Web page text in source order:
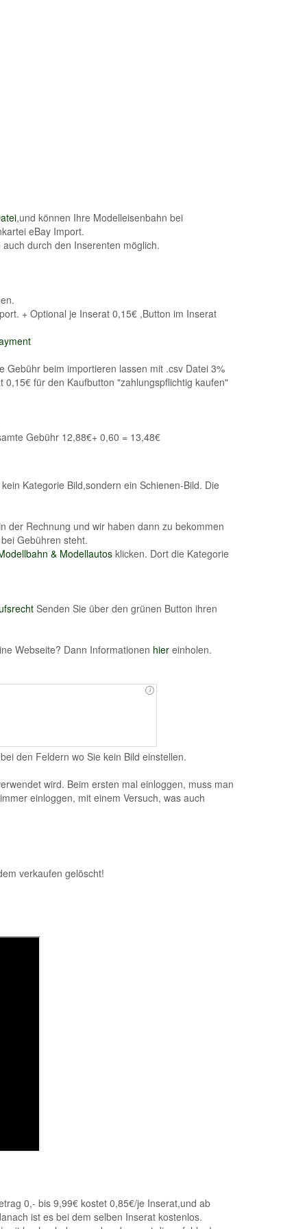
,und können Ihre Modelleisenbahn bei
eBay Import.
durch den Inserenten möglich.
+ Optional je Inserat 0,15€ ,Button im Inserat
beim importieren lassen mit .csv Datei 3%
für den Kaufbutton "zahlungspflichtig kaufen"
Gebühr 12,88€+ 0,60 = 13,48€
Kategorie Bild,sondern ein Schienen-Bild. Die
der Rechnung und wir haben dann zu bekommen
Gebühren steht.
& Modellautos klicken. Dort die Kategorie
Senden Sie über den grünen Button ihren
Webseite? Dann Informationen hier einholen.
den Feldern wo Sie kein Bild einstellen.
wird. Beim ersten mal einloggen, muss man
einloggen, mit einem Versuch, was auch
verkaufen gelöscht!
0,- bis 9,99€ kostet 0,85€/je Inserat,und ab
ist es bei dem selben Inserat kostenlos.